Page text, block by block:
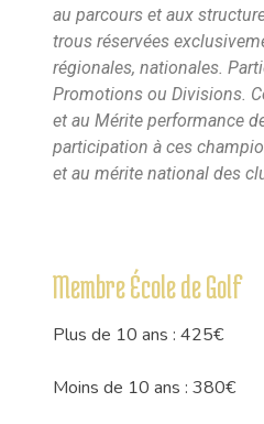
au parcours et aux
trous réservées
régionales, nationales.
Promotions ou Divisions.
et au Mérite performance
participation à ces
et au mérite national des
Membre École de Golf
Plus de 10 ans : 425€
Moins de 10 ans : 380€